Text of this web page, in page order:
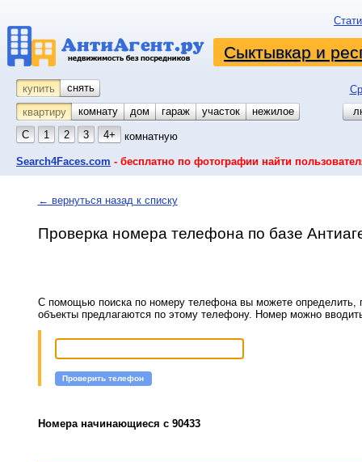
Сыктывкар и
купить снять
квартиру
комнату койко-место
дом гараж участок
нежилое
С
1 2 3 4+ комнатную
Search4Faces.com - бесплатно по фотографии найти
← вернуться назад к списку
Проверка номера телефона по базе
С помощью поиска по номеру телефона вы можете определить,
объекты предлагаются по этому телефону. Номер можно
Проверить телефон
Номера начинающиеся с 90433